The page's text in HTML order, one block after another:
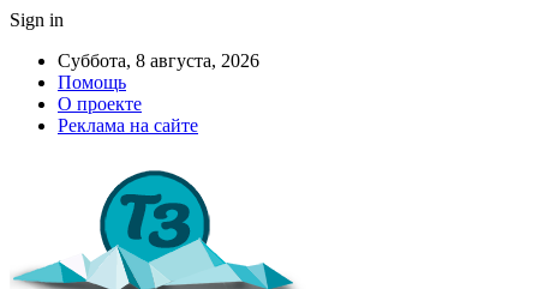
Sign in
Суббота, 8 августа, 2026
Помощь
О проекте
Реклама на сайте